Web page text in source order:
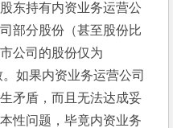
东持有内资业务运营公
部分股份（甚至股份比
公司的股份仅为
如果内资业务运营公司
矛盾，而且无法达成妥
性问题，毕竟内资业务